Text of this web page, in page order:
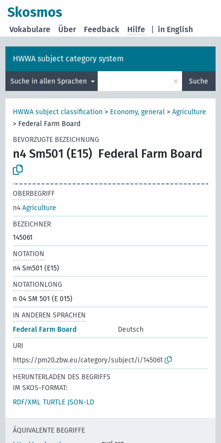
Skosmos
in English
Vokabulare Über Feedback Hilfe
HWWA subject category system
Suche in allen Sprachen × Suche
HWWA subject classification > Economy, general >Agriculture
> Federal Farm Board
BEVORZUGTE BEZEICHNUNG
n4 Sm501 (E15) Federal Farm Board
OBERBEGRIFF
n4Agriculture
BEZEICHNER
145061
NOTATION
n4 Sm501 (E15)
NOTATIONLONG
n 04 SM 501 (E 015)
IN ANDEREN SPRACHEN
Federal Farm Board
Deutsch
URI
https://pm20.zbw.eu/category/subject/i/145061
HERUNTERLADEN DES BEGRIFFS
IM SKOS-FORMAT:
RDF/XML TURTLE JSON-LD
ÄQUIVALENTE BEGRIFFE